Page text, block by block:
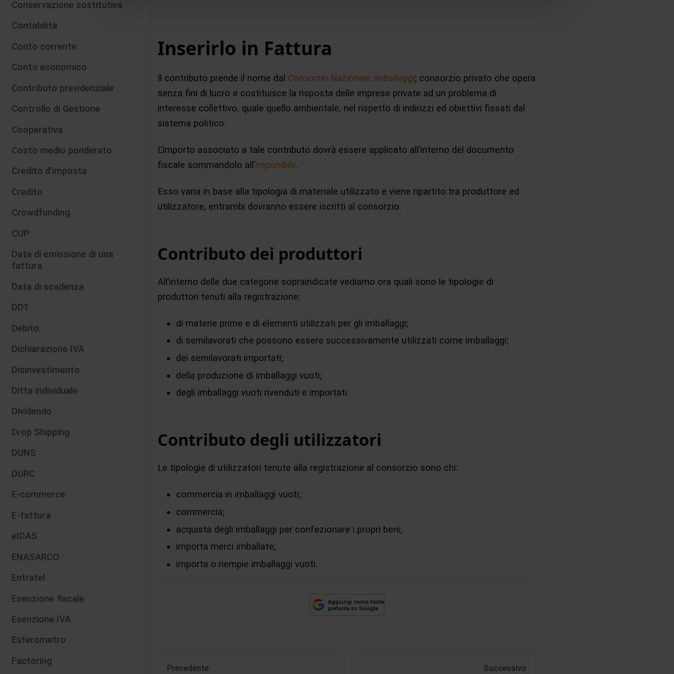
Conservazione sostitutiva
Contabilità
Conto corrente
Conto economico
Contributo previdenziale
Controllo di Gestione
Cooperativa
Costo medio ponderato
Credito d’imposta
Credito
Crowdfunding
CUP
Data di emissione di una
fattura
Data di scadenza
DDT
Debito
Dichiarazione IVA
Disinvestimento
Ditta individuale
Dividendo
Drop Shipping
DUNS
DURC
E-commerce
E-fattura
eIDAS
ENASARCO
Entratel
Esenzione fiscale
Esenzione IVA
Esterometro
Factoring
Inserirlo in Fattura
Il contributo prende il nome dal Consorzio Nazionale Imballaggi; consorzio privato che opera
senza fini di lucro e costituisce la risposta delle imprese private ad un problema di
interesse collettivo, quale quello ambientale, nel rispetto di indirizzi ed obiettivi fissati dal
sistema politico.
L’importo associato a tale contributo dovrà essere applicato all’interno del documento
fiscale sommandolo all’imponibile.
Esso varia in base alla tipologia di materiale utilizzato e viene ripartito tra produttore ed
utilizzatore, entrambi dovranno essere iscritti al consorzio.
Contributo dei produttori
All’interno delle due categorie sopraindicate vediamo ora quali sono le tipologie di
produttori tenuti alla registrazione:
di materie prime e di elementi utilizzati per gli imballaggi;
di semilavorati che possono essere successivamente utilizzati come imballaggi;
dei semilavorati importati;
della produzione di imballaggi vuoti;
degli imballaggi vuoti rivenduti e importati.
Contributo degli utilizzatori
Le tipologie di utilizzatori tenute alla registrazione al consorzio sono chi:
commercia in imballaggi vuoti;
commercia;
acquista degli imballaggi per confezionare i propri beni;
importa merci imballate;
importa o riempie imballaggi vuoti.
Precedente Successivo